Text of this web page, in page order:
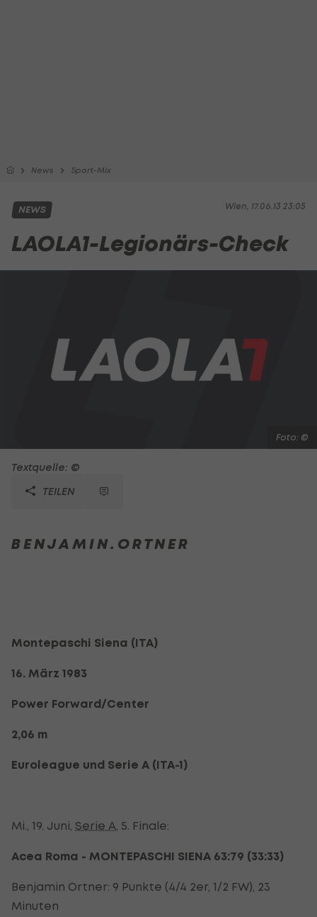
News Sport-Mix
Wien, 17.06.13 23:05
NEWS
LAOLA1-Legionärs-Check
Foto: ©
Textquelle: ©
TEILEN
B E N J A M I N . O R T N E R
Montepaschi Siena (ITA)
16. März 1983
Power Forward/Center
2,06 m
Euroleague und Serie A (ITA-1)
Mi., 19. Juni, Serie A , 5. Finale:
Acea Roma - MONTEPASCHI SIENA 63:79 (33:33)
Benjamin Ortner: 9 Punkte (4/4 2er, 1/2 FW), 23
Minuten